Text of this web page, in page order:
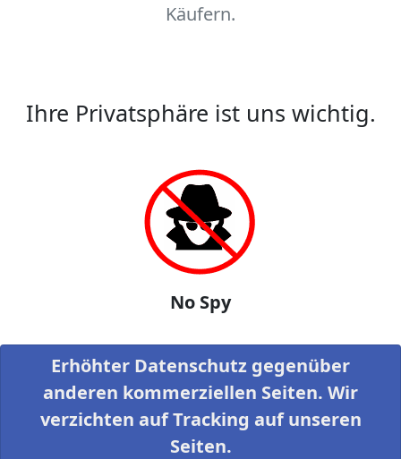
Käufern.
Ihre Privatsphäre ist uns wichtig.
No Spy
Erhöhter Datenschutz gegenüber
anderen kommerziellen Seiten. Wir
verzichten auf Tracking auf unseren
Seiten.